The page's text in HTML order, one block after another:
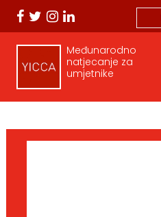
Međunarodno
natjecanje za
umjetnike